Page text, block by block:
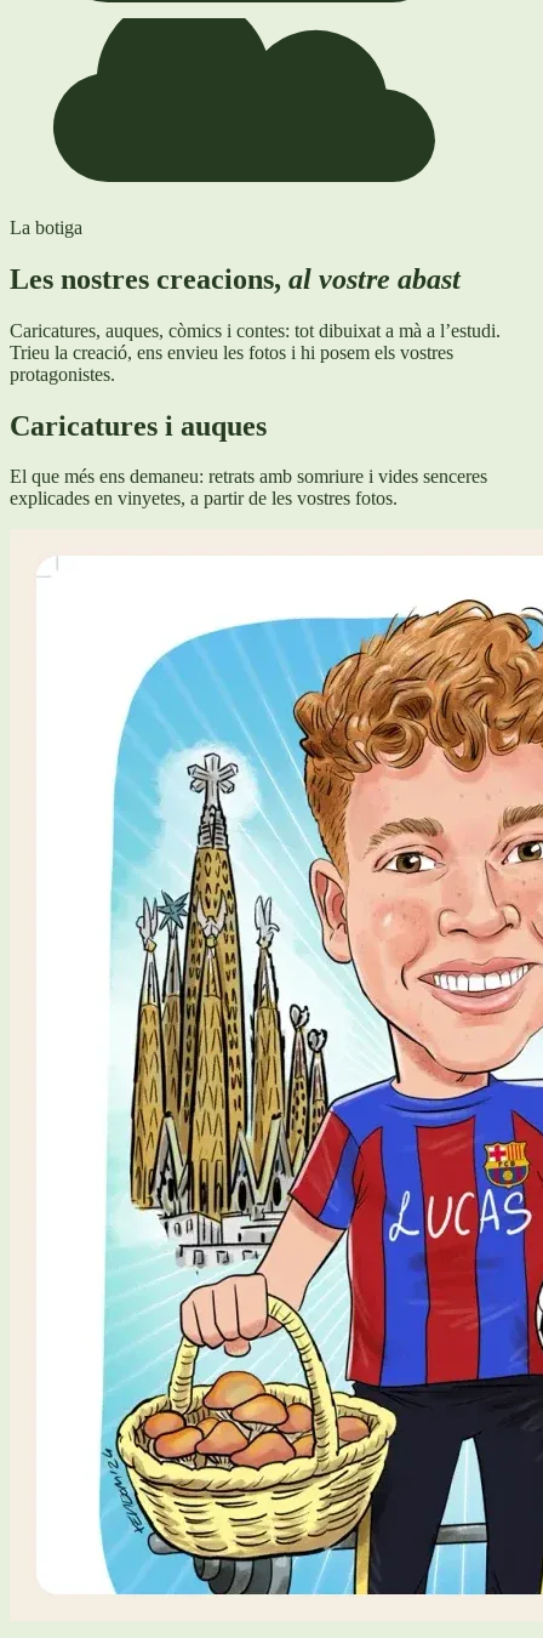
La botiga
Les nostres creacions, al vostre abast
Caricatures, auques, còmics i contes: tot dibuixat a mà a l’estudi.
Trieu la creació, ens envieu les fotos i hi posem els vostres
protagonistes.
Caricatures i auques
El que més ens demaneu: retrats amb somriure i vides senceres
explicades en vinyetes, a partir de les vostres fotos.